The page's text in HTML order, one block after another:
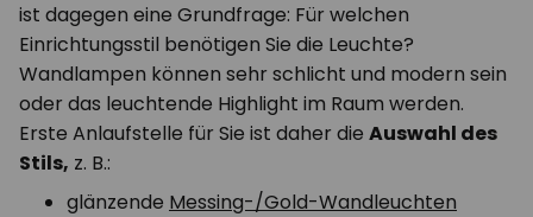
ist dagegen eine Grundfrage: Für welchen
Einrichtungsstil benötigen Sie die Leuchte?
Wandlampen können sehr schlicht und modern sein
oder das leuchtende Highlight im Raum werden.
Erste Anlaufstelle für Sie ist daher die Auswahl des
Stils, z. B.:
glänzende Messing-/Gold-Wandleuchten